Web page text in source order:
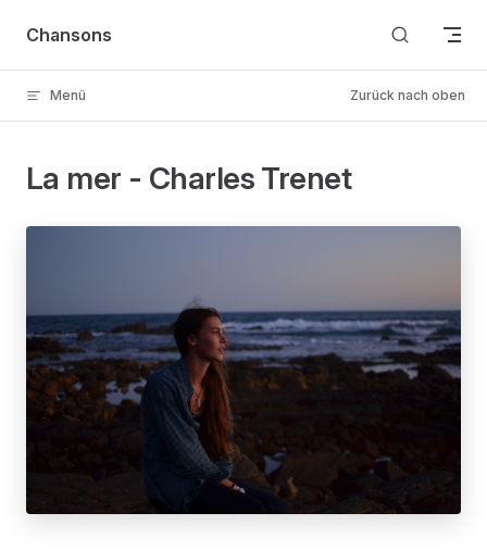
Skip to content
Chansons
Menü Zurück nach oben
La mer - Charles Trenet